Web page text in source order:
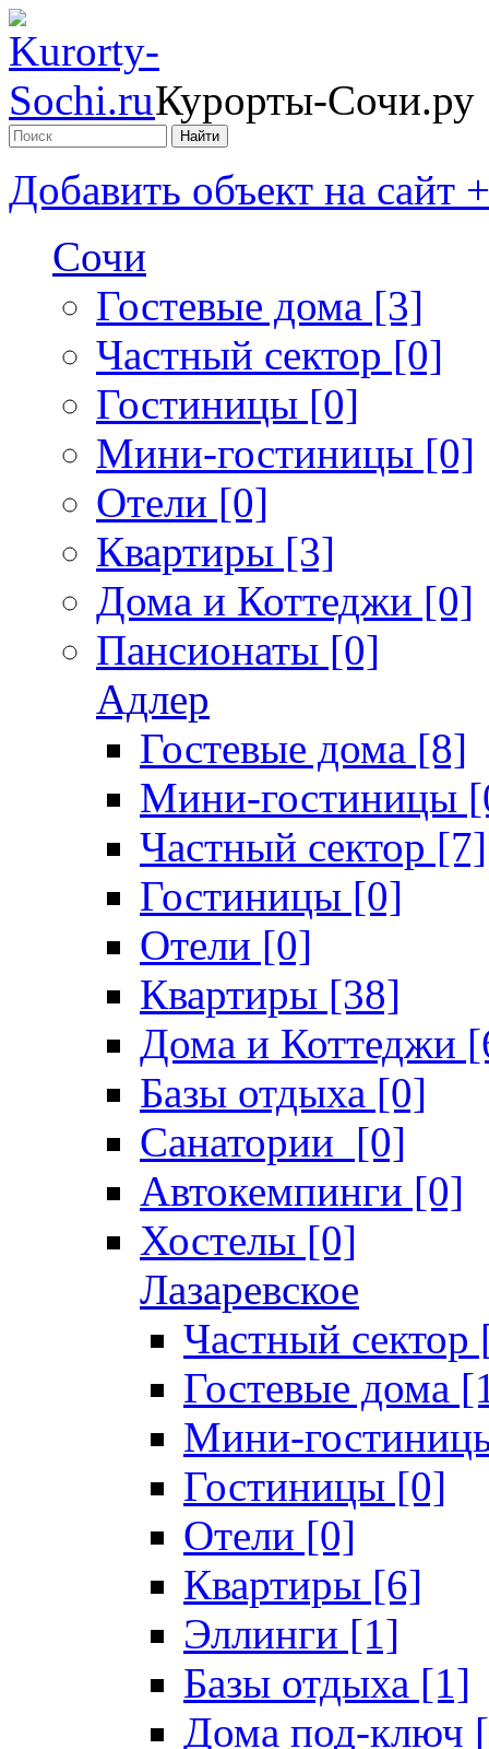
Курорты-Сочи.ру
Добавить объект на сайт +
Сочи
Гостевые дома [3]
Частный сектор [0]
Гостиницы [0]
Мини-гостиницы [0]
Отели [0]
Квартиры [3]
Дома и Коттеджи [0]
Пансионаты [0]
Адлер
Гостевые дома [8]
Мини-гостиницы
Частный сектор [7]
Гостиницы [0]
Отели [0]
Квартиры [38]
Дома и Коттеджи
Базы отдыха [0]
Санатории [0]
Автокемпинги [0]
Хостелы [0]
Лазаревское
Частный сектор
Гостевые дома
Мини-
Гостиницы [0]
Отели [0]
Квартиры [6]
Эллинги [1]
Базы отдыха [1]
Дома под-ключ